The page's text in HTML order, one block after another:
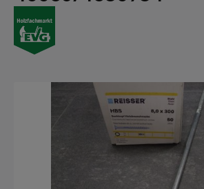
Bildergalerie überspringen